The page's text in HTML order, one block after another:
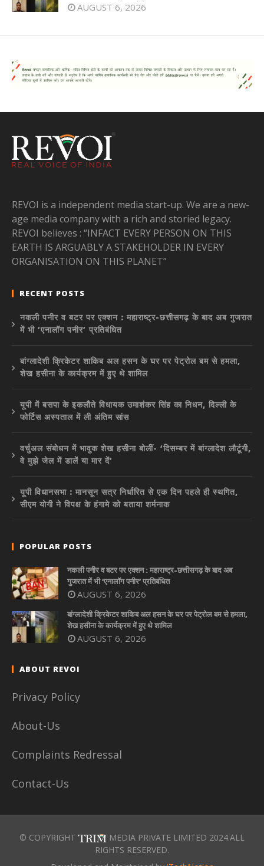
AUGUST 6, 2026
REVOI is a independent media start-up. We are a new-
age media company with a rich and storied legacy.
REVOI believes : “INFACT EVERY PERSON ON THIS
EARTH IS ARGUABLY A STAKEHOLDER IN EVERY
ORGANISATION ON THIS PLANET”
RECENT POSTS
नकली पनीर व बटर पर एक्शन : महाराष्ट्र-छत्तीसगढ़ के बाद अब गुजरात
में भी ‘एनालॉग पनीर’ प्रतिबंधित
बांग्लादेशी क्रिकेटर शाकिब अल हसन के घर पर पेट्रोल बम से हमला,
शेख हसीना के कार्यक्रम में हुए थे शामिल
यूपी में बसपा के इकलौते विधायक उमाशंकर सिंह का निधन, दिल्ली के
फोर्टिस अस्पताल में ली अंतिम सांस
वर्चुअल संबोधन में भावुक शेख हसीना बोलीं- ‘दिसम्बर में बांग्लादेश लौटूंगी,
वे मुझे जेल में डालें या मार दें’
यूपी विधानसभा : मानसून सत्र निर्धारित से एक दिन पहले ही स्थगित,
सीएम योगी ने विपक्ष के हंगामे को बताया शर्मनाक
POPULAR POSTS
नकली पनीर व बटर पर एक्शन : महाराष्ट्र-छत्तीसगढ़ के बाद अब
गुजरात में भी ‘एनालॉग पनीर’ प्रतिबंधित
AUGUST 6, 2026
बांग्लादेशी क्रिकेटर शाकिब अल हसन के घर पर पेट्रोल बम से हमला,
शेख हसीना के कार्यक्रम में हुए थे शामिल
AUGUST 6, 2026
ABOUT REVOI
Privacy Policy
About-Us
Complaints Redressal
Contact-Us
© COPYRIGHT
MEDIA PRIVATE LIMITED 2024.ALL
RIGHTS RESERVED.